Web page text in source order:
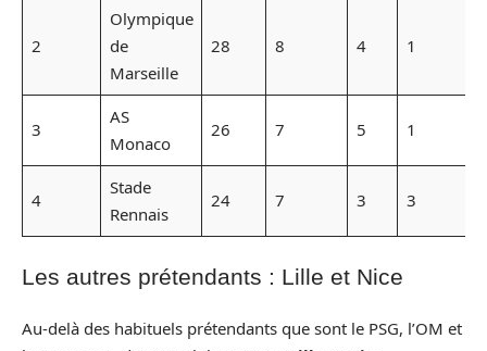
2
Olympique
de
Marseille
28 8 4 1
3
AS
Monaco
26 7 5 1
4
Stade
Rennais
24 7 3 3
Les autres prétendants : Lille et Nice
Au-delà des habituels prétendants que sont le PSG, l’OM et